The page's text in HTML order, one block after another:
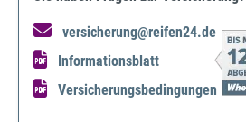
versicherung@reifen24.de
Informationsblatt
Versicherungsbedingungen